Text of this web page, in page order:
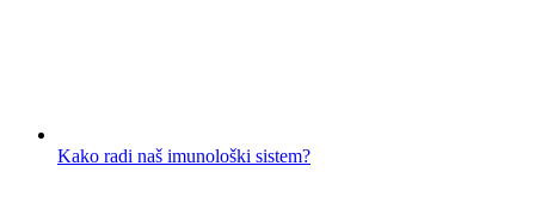
Kako radi naš imunološki sistem?